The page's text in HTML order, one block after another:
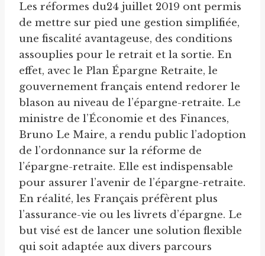
Les réformes du24 juillet 2019 ont permis
de mettre sur pied une gestion simplifiée,
une fiscalité avantageuse, des conditions
assouplies pour le retrait et la sortie. En
effet, avec le Plan Épargne Retraite, le
gouvernement français entend redorer le
blason au niveau de l’épargne-retraite. Le
ministre de l’Économie et des Finances,
Bruno Le Maire, a rendu public l’adoption
de l’ordonnance sur la réforme de
l’épargne-retraite. Elle est indispensable
pour assurer l’avenir de l’épargne-retraite.
En réalité, les Français préfèrent plus
l’assurance-vie ou les livrets d’épargne. Le
but visé est de lancer une solution flexible
qui soit adaptée aux divers parcours